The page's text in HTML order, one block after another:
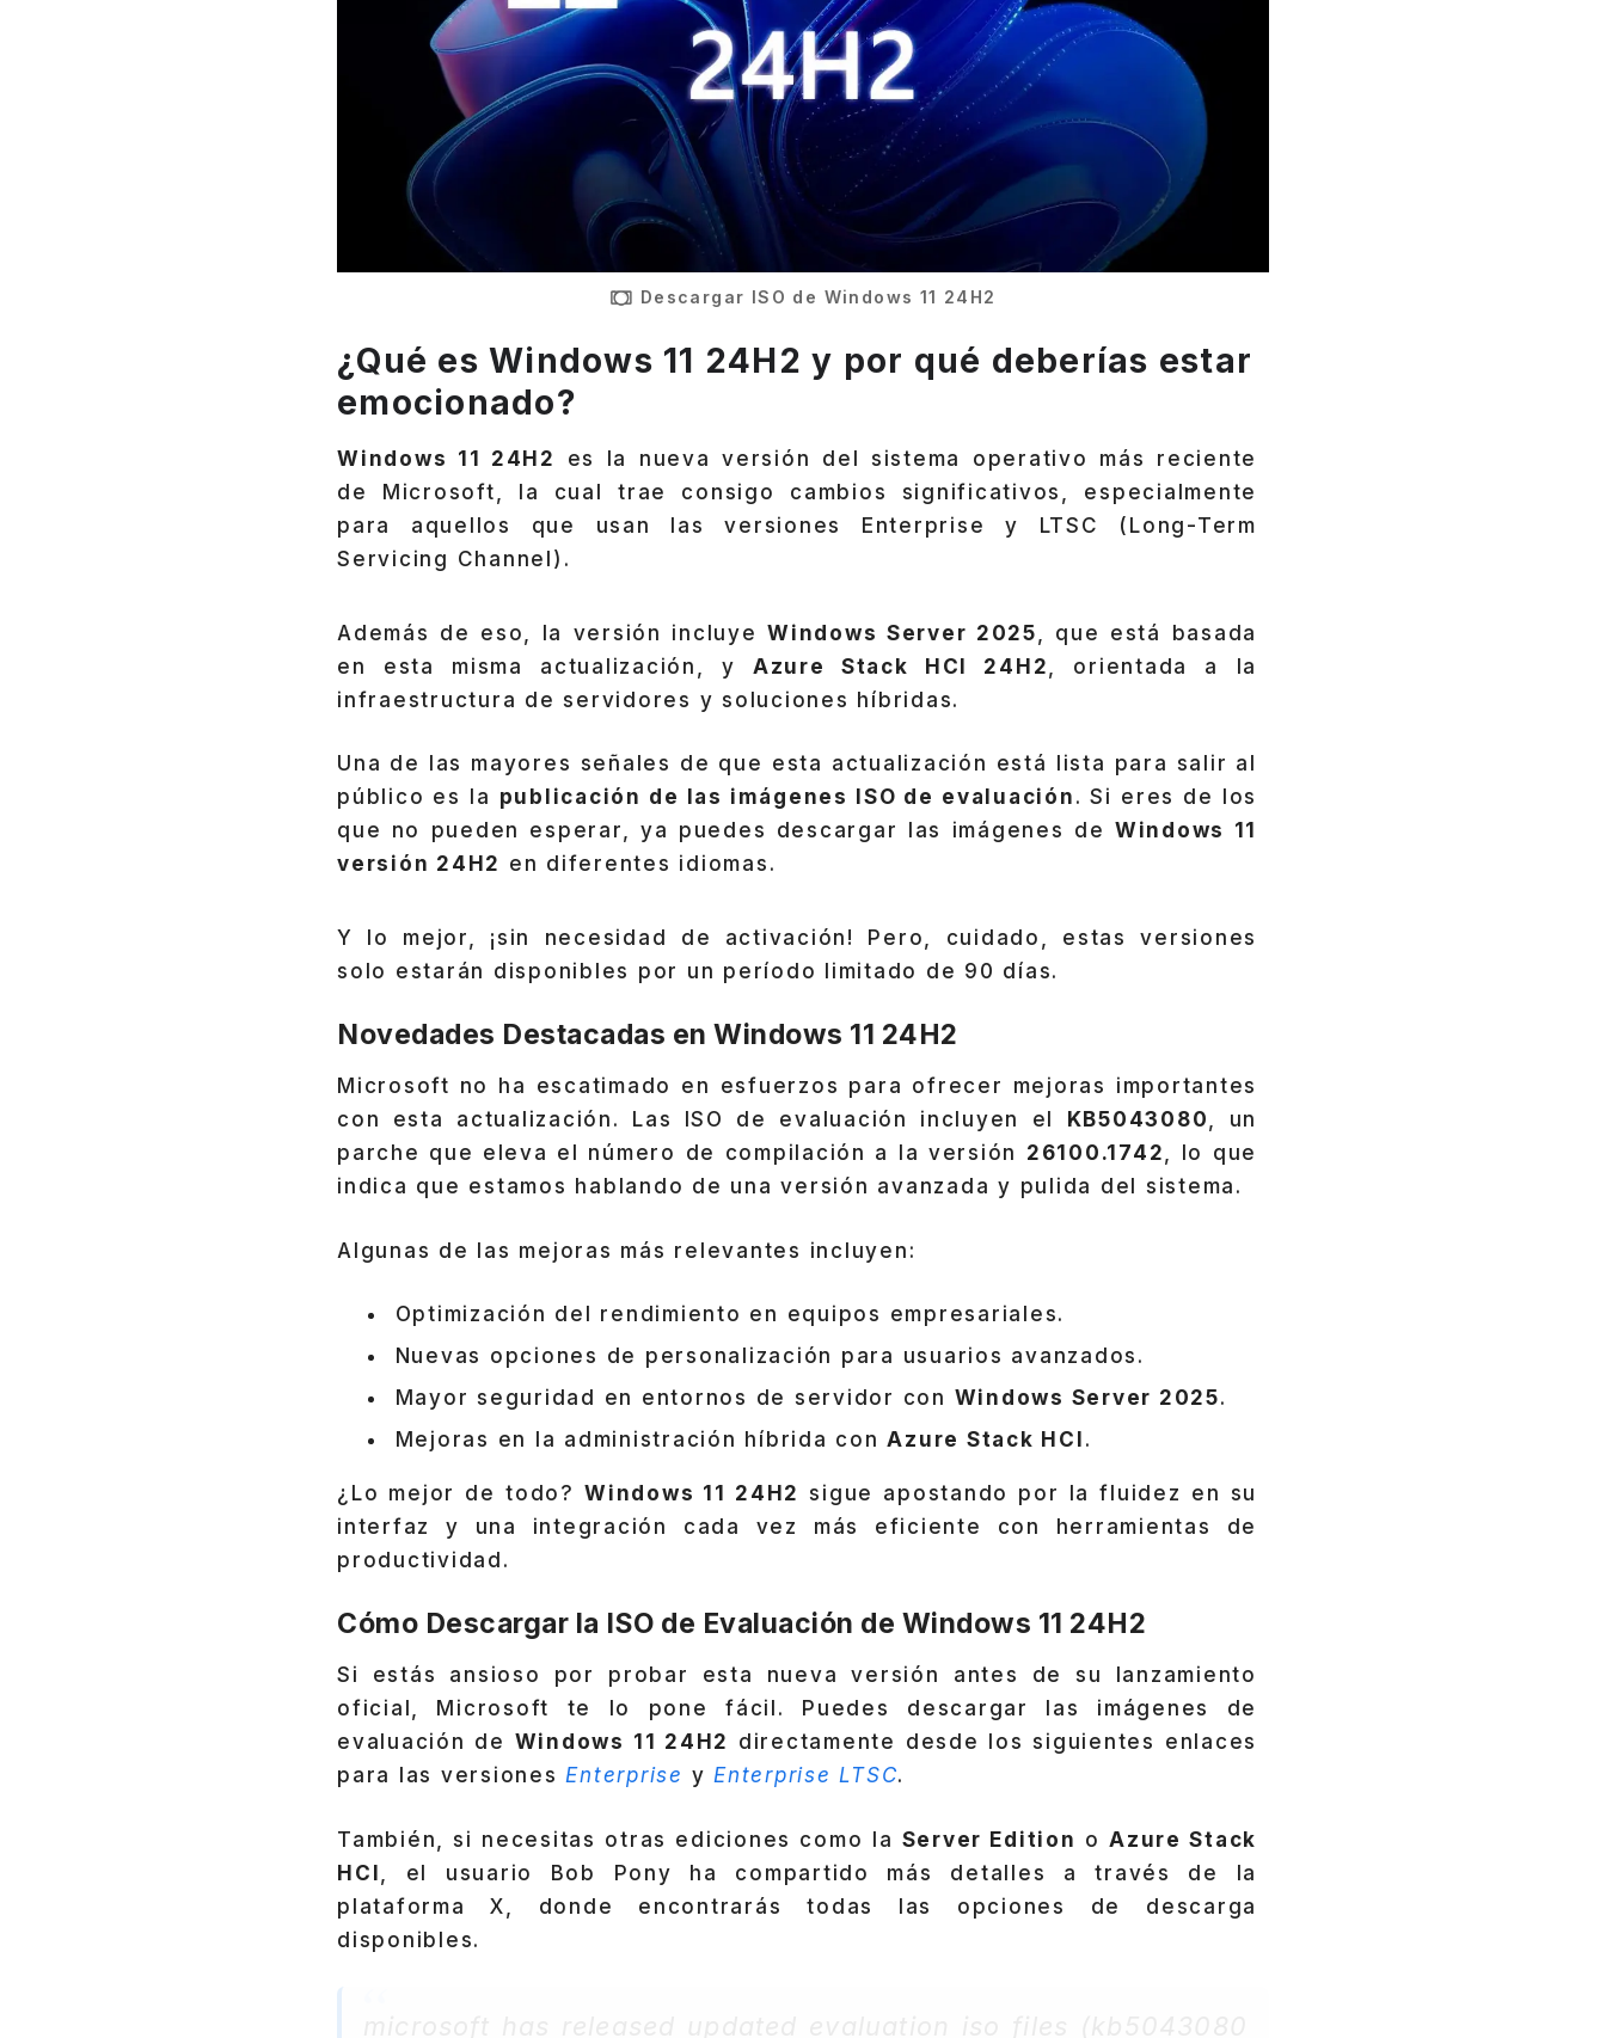
Descargar ISO de Windows 11 24H2
¿Qué es Windows 11 24H2 y por qué deberías estar
emocionado?
Windows 11 24H2
es la nueva versión del sistema operativo más reciente
de Microsoft, la cual trae consigo cambios significativos, especialmente
para aquellos que usan las versiones Enterprise y LTSC (Long-Term
Servicing Channel).
Además de eso, la versión incluyeWindows Server 2025 , que está basada
en esta misma actualización, y Azure Stack HCI 24H2
, orientada a la
infraestructura de servidores y soluciones híbridas.
Una de las mayores señales de que esta actualización está lista para salir al
público es la publicación de las imágenes ISO de evaluación . Si eres de los
que no pueden esperar, ya puedes descargar las imágenes de Windows 11
versión 24H2 en diferentes idiomas.
Y lo mejor, ¡sin necesidad de activación! Pero, cuidado, estas versiones
solo estarán disponibles por un período limitado de 90 días.
Novedades Destacadas en Windows 11 24H2
Microsoft no ha escatimado en esfuerzos para ofrecer mejoras importantes
con esta actualización. Las ISO de evaluación incluyen el
KB5043080, un
parche que eleva el número de compilación a la versión 26100.1742, lo que
indica que estamos hablando de una versión avanzada y pulida del sistema.
Algunas de las mejoras más relevantes incluyen:
Optimización del rendimiento en equipos empresariales.
Nuevas opciones de personalización para usuarios avanzados.
Mayor seguridad en entornos de servidor con Windows Server 2025.
Mejoras en la administración híbrida conAzure Stack HCI .
¿Lo mejor de todo?Windows 11 24H2 sigue apostando por la fluidez en su
interfaz y una integración cada vez más eficiente con herramientas de
productividad.
Cómo Descargar la ISO de Evaluación de Windows 11 24H2
Si estás ansioso por probar esta nueva versión antes de su lanzamiento
oficial, Microsoft te lo pone fácil. Puedes descargar las imágenes de
evaluación de Windows 11 24H2 directamente desde los siguientes enlaces
para las versionesEnterprise y Enterprise LTSC.
También, si necesitas otras ediciones como la Server Edition oAzure Stack
HCI
, el usuario Bob Pony ha compartido más detalles a través de la
plataforma X, donde encontrarás todas las opciones de descarga
disponibles.